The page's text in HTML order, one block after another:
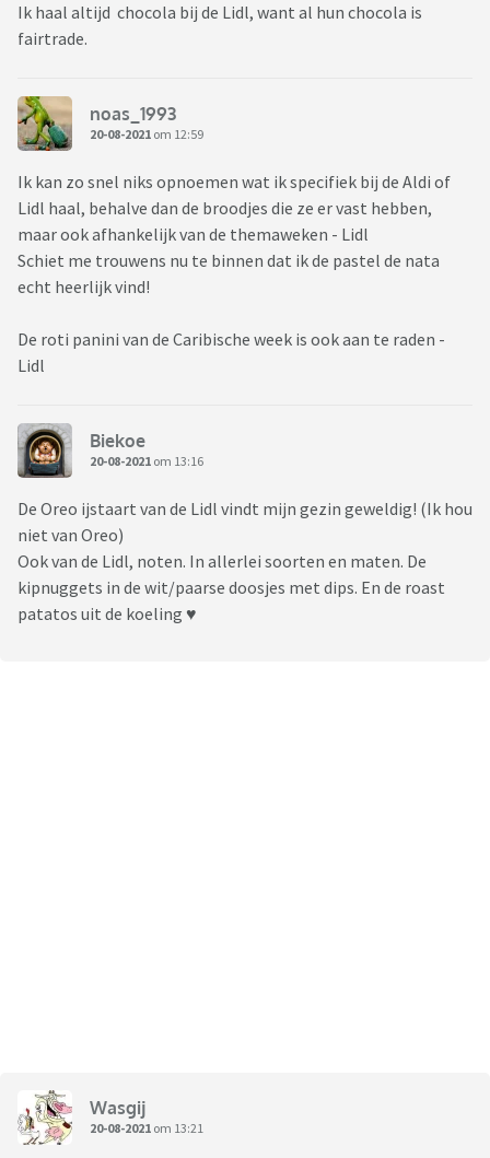
Ik haal altijd chocola bij de Lidl, want al hun chocola is
fairtrade.
noas_1993
20-08-2021 om 12:59
Ik kan zo snel niks opnoemen wat ik specifiek bij de Aldi of
Lidl haal, behalve dan de broodjes die ze er vast hebben,
maar ook afhankelijk van de themaweken - Lidl
Schiet me trouwens nu te binnen dat ik de pastel de nata
echt heerlijk vind!
De roti panini van de Caribische week is ook aan te raden -
Lidl
Biekoe
20-08-2021 om 13:16
De Oreo ijstaart van de Lidl vindt mijn gezin geweldig! (Ik hou
niet van Oreo)
Ook van de Lidl, noten. In allerlei soorten en maten. De
kipnuggets in de wit/paarse doosjes met dips. En de roast
patatos uit de koeling ♥️
Wasgij
20-08-2021 om 13:21